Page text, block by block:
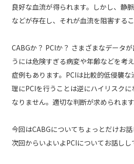
良好な血流が得られます。しかし、静
などが存在し、それが血流を阻害するこ
CABGか？ PCIか？ さまざまなデータ
うには危険すぎる病変や年齢などを考
症例もあります。PCIは比較的低侵襲
理にPCIを行うことは逆にハイリスク
なりません。適切な判断が求められます
今回はCABGについてちょっとだけお話
次回からいよいよPCIについてお話しし